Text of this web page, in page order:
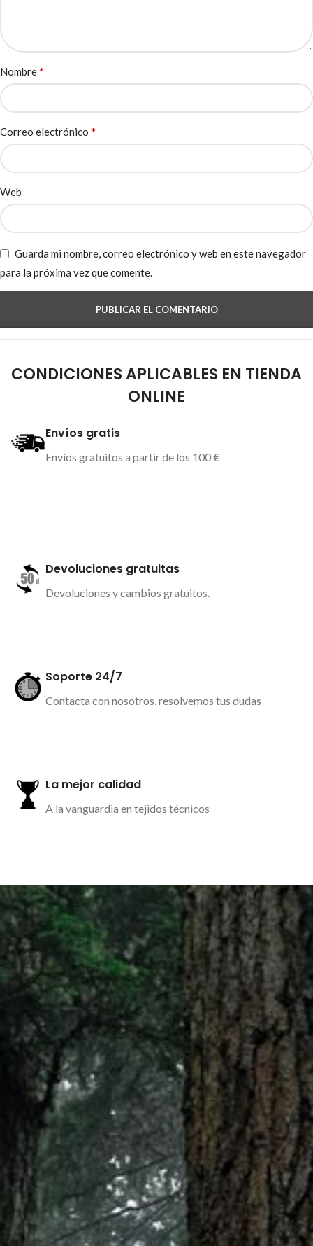
Nombre*
Correo electrónico *
Web
Guarda mi nombre, correo electrónico y web en este navegador
para la próxima vez que comente.
CONDICIONES APLICABLES EN TIENDA
ONLINE
Envíos gratis
Envíos gratuitos a partir de los 100 €
Devoluciones gratuitas
Devoluciones y cambios gratuitos.
Soporte 24/7
Contacta con nosotros, resolvemos tus dudas
La mejor calidad
A la vanguardia en tejidos técnicos